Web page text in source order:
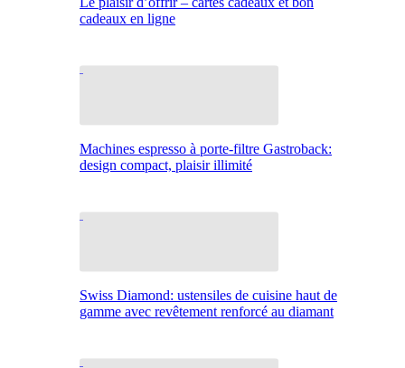
cadeaux en ligne
Machines espresso à porte-filtre Gastroback:
design compact, plaisir illimité
Swiss Diamond: ustensiles de cuisine haut de
gamme avec revêtement renforcé au diamant